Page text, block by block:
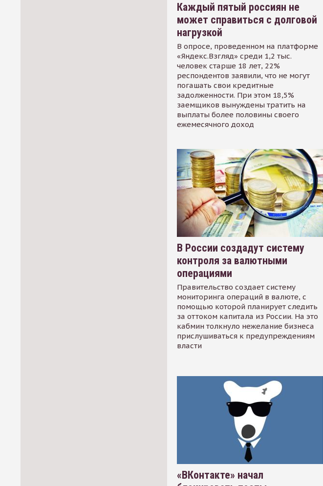
Каждый пятый россиян не
может справиться с долговой
нагрузкой
В опросе, проведенном на платформе
«Яндекс.Взгляд» среди 1,2 тыс.
человек старше 18 лет, 22%
респондентов заявили, что не могут
погашать свои кредитные
задолженности. При этом 18,5%
заемщиков вынуждены тратить на
выплаты более половины своего
ежемесячного доход
В России создадут систему
контроля за валютными
операциями
Правительство создает систему
мониторинга операций в валюте, с
помощью которой планирует следить
за оттоком капитала из России. На это
кабмин толкнуло нежелание бизнеса
прислушиваться к предупреждениям
власти
«ВКонтакте» начал